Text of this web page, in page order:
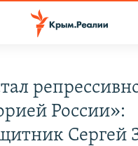
России»:
Сергей